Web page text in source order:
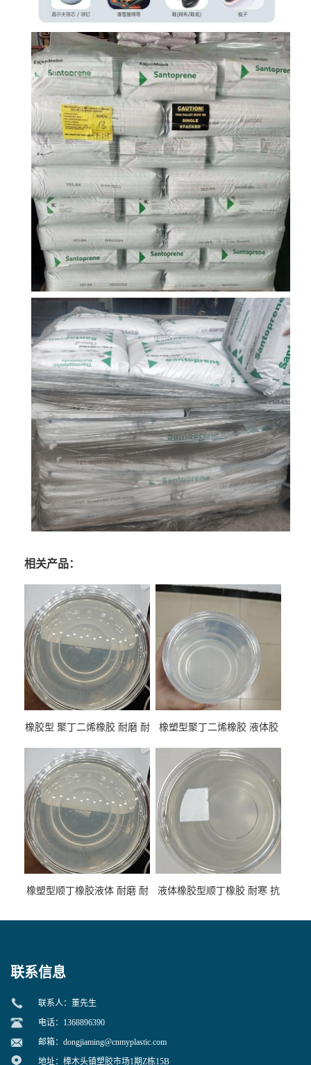
相关产品：
橡胶型 聚丁二烯橡胶 耐磨 耐
性
橡塑型聚丁二烯橡胶 液体胶
专用
橡塑型顺丁橡胶液体 耐磨 耐
液体橡胶型顺丁橡胶 耐寒 抗
联系信息
联系人：董先生
电话：1368896390
邮箱： dongjiaming@cnmyplastic.com
地址：樟木头镇塑胶市场1期Z栋15B